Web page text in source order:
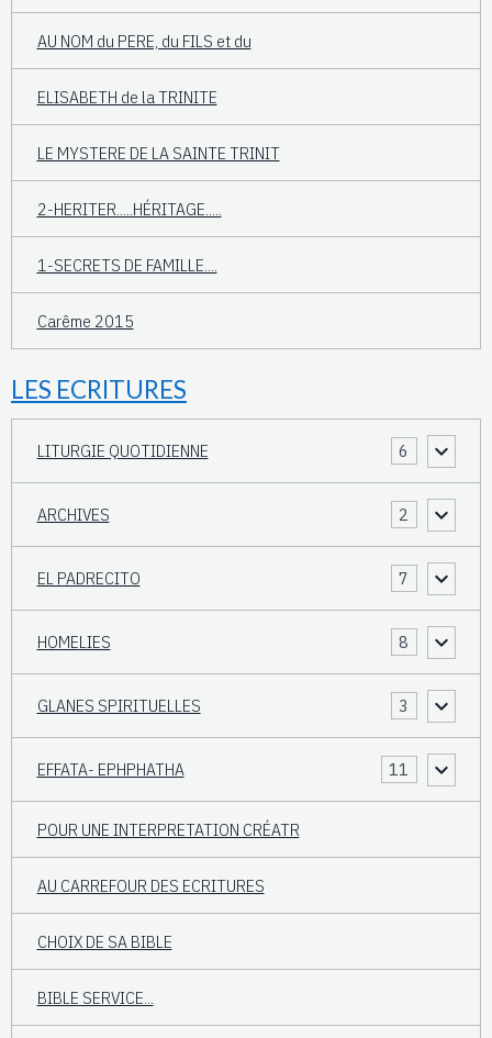
AU NOM du PERE, du FILS et du
ELISABETH de la TRINITE
LE MYSTERE DE LA SAINTE TRINIT
2-HERITER.....HÉRITAGE.....
1-SECRETS DE FAMILLE....
Carême 2015
LES ECRITURES
LITURGIE QUOTIDIENNE 6
ARCHIVES 2
EL PADRECITO 7
HOMELIES 8
GLANES SPIRITUELLES 3
EFFATA- EPHPHATHA 11
POUR UNE INTERPRETATION CRÉATR
AU CARREFOUR DES ECRITURES
CHOIX DE SA BIBLE
BIBLE SERVICE...